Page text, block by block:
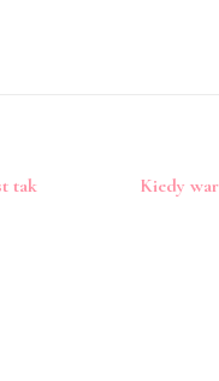
tak
Kiedy